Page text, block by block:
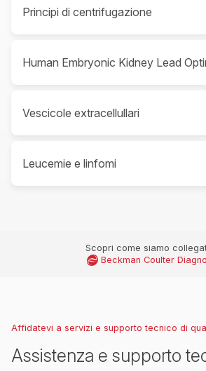
Principi di centrifugazione
Human Embryonic Kidney Lead
Vescicole extracellullari
Leucemie e linfomi
Scopri come siamo
Beckman Coulter
Affidatevi a servizi e supporto tecnico di
Assistenza e supporto